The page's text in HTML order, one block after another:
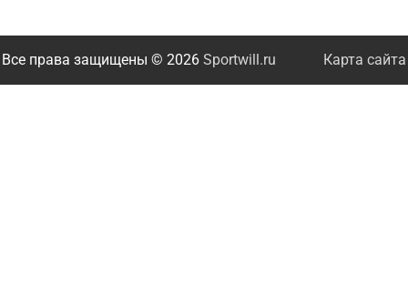
Все права защищены © 2026 Sportwill.ru Карта сайта